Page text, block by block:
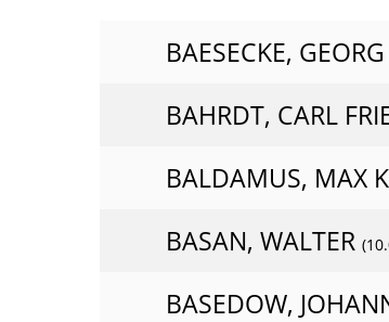
BAESECKE, GEORG
BAHRDT, CARL
BALDAMUS, MAX
BASAN, WALTER
BASEDOW,